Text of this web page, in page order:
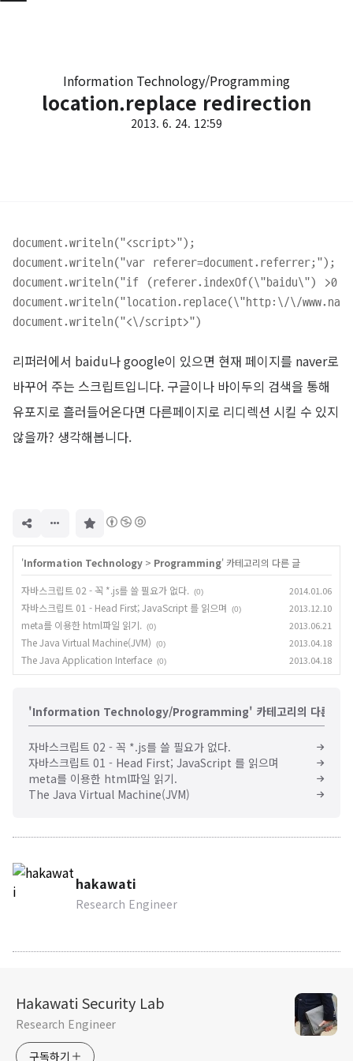
Information Technology/Programming
location.replace redirection
2013. 6. 24. 12:59
document.writeln("<script>");
document.writeln("var referer=document.referrer;");
document.writeln("if (referer.indexOf(\"baidu\")
document.writeln("location.replace(\"http:\/\/
리퍼러에서 baidu나 google이 있으면 현재 페이지를 naver로
바꾸어 주는 스크립트입니다. 구글이나 바이두의 검색을 통해
유포지로 흘러들어온다면 다른페이지로 리디렉션 시킬 수 있지
않을까? 생각해봅니다.
'Information Technology > Programming' 카테고리의 다른 글
자바스크립트 02 - 꼭 *.js를 쓸 필요가 없다. (0) 2014.01.06
자바스크립트 01 - Head First; JavaScript 를 읽으며 (0) 2013.12.10
meta를 이용한 html파일 읽기. (0) 2013.06.21
The Java Virtual Machine(JVM) (0) 2013.04.18
The Java Application Interface (0) 2013.04.18
'Information Technology/Programming' 카테고리의 다른 글
자바스크립트 02 - 꼭 *.js를 쓸 필요가 없다.
자바스크립트 01 - Head First; JavaScript 를 읽으며
meta를 이용한 html파일 읽기.
The Java Virtual Machine(JVM)
hakawati
Research Engineer
Hakawati Security Lab
Research Engineer
구독하기